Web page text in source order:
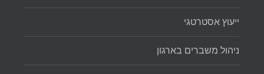
ייעוץ אסטרטגי
ניהול משברים בארגון